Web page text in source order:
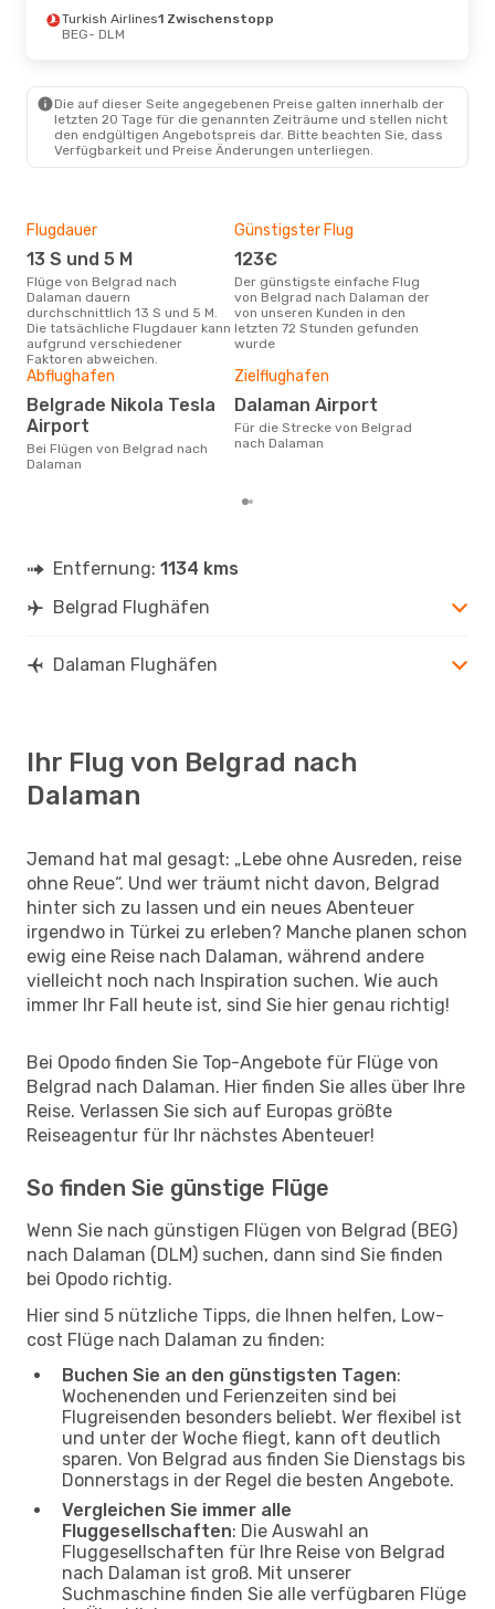
Turkish Airlines1 Zwischenstopp
BEG- DLM
Die auf dieser Seite angegebenen Preise galten innerhalb der
letzten 20 Tage für die genannten Zeiträume und stellen nicht
den endgültigen Angebotspreis dar. Bitte beachten Sie, dass
Verfügbarkeit und Preise Änderungen unterliegen.
Flugdauer
13 S und 5 M
Flüge von Belgrad nach
Dalaman dauern
durchschnittlich 13 S und 5 M.
Die tatsächliche Flugdauer kann
aufgrund verschiedener
Faktoren abweichen.
Günstigster Flug
123€
Der günstigste einfache Flug
von Belgrad nach Dalaman der
von unseren Kunden in den
letzten 72 Stunden gefunden
wurde
Abflughafen
Belgrade Nikola Tesla
Airport
Bei Flügen von Belgrad nach
Dalaman
Zielflughafen
Dalaman Airport
Für die Strecke von Belgrad
nach Dalaman
Entfernung: 1134 kms
Belgrad Flughäfen
Dalaman Flughäfen
Ihr Flug von Belgrad nach
Dalaman
Jemand hat mal gesagt: „Lebe ohne Ausreden, reise
ohne Reue“. Und wer träumt nicht davon, Belgrad
hinter sich zu lassen und ein neues Abenteuer
irgendwo in Türkei zu erleben? Manche planen schon
ewig eine Reise nach Dalaman, während andere
vielleicht noch nach Inspiration suchen. Wie auch
immer Ihr Fall heute ist, sind Sie hier genau richtig!
Bei Opodo finden Sie Top-Angebote für Flüge von
Belgrad nach Dalaman. Hier finden Sie alles über Ihre
Reise. Verlassen Sie sich auf Europas größte
Reiseagentur für Ihr nächstes Abenteuer!
So finden Sie günstige Flüge
Wenn Sie nach günstigen Flügen von Belgrad (BEG)
nach Dalaman (DLM) suchen, dann sind Sie finden
bei Opodo richtig.
Hier sind 5 nützliche Tipps, die Ihnen helfen, Low-
cost Flüge nach Dalaman zu finden:
Buchen Sie an den günstigsten Tagen:
Wochenenden und Ferienzeiten sind bei
Flugreisenden besonders beliebt. Wer flexibel ist
und unter der Woche fliegt, kann oft deutlich
sparen. Von Belgrad aus finden Sie Dienstags bis
Donnerstags in der Regel die besten Angebote.
Vergleichen Sie immer alle
Fluggesellschaften: Die Auswahl an
Fluggesellschaften für Ihre Reise von Belgrad
nach Dalaman ist groß. Mit unserer
Suchmaschine finden Sie alle verfügbaren Flüge